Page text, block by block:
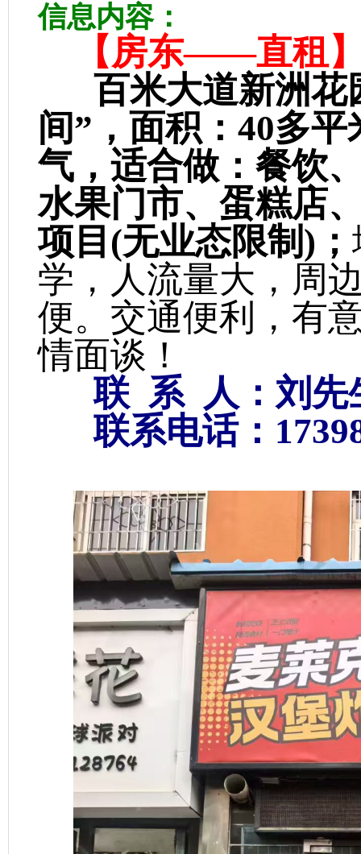
信息内容：
【房东——直租
百米大道新洲花
间”，面积：40多
气，适合做：餐饮
水果门市、蛋糕店
项目(无业态限制)；
学，人流量大，周
便。交通便利，有
情面谈！
联 系 人：
联系电话：